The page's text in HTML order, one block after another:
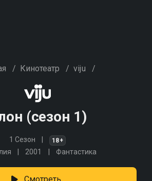
/ Кинотеатр / viju /
(сезон 1)
1 Сезон 18+
2001 Фантастика